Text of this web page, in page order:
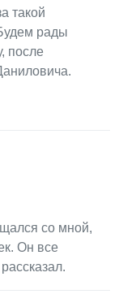
такой
рады
после
со мной,
Он все